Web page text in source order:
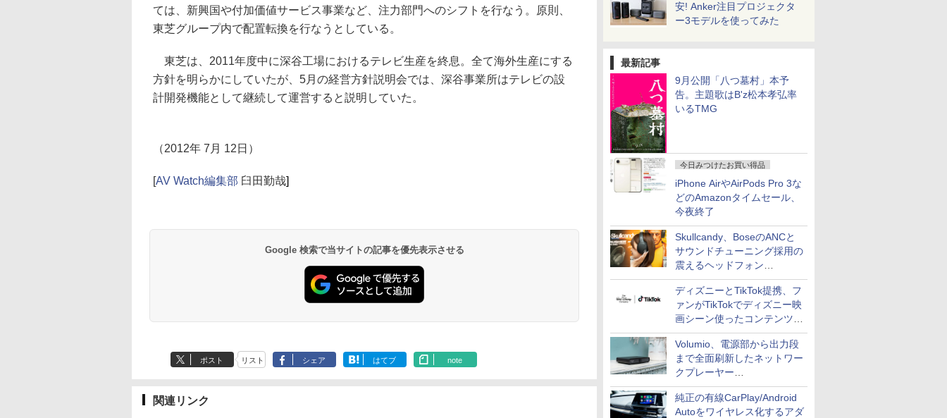
安! Anker注目プロジェクタ
ー3モデルを使ってみた
最新記事
9月公開「八つ墓村」本予
告。主題歌はB'z松本孝弘率
いるTMG
今日みつけたお買い得品
iPhone AirやAirPods Pro 3な
どのAmazonタイムセール、
今夜終了
Skullcandy、BoseのANCと
サウンドチューニング採用の
震えるヘッドフォン
「Crusher 1080 ANC」
ディズニーとTikTok提携、フ
ァンがTikTokでディズニー映
画シーン使ったコンテンツ制
作、Disney+にも配信
Volumio、電源部から出力段
まで全面刷新したネットワー
クプレーヤー
「Primo（2026）」
純正の有線CarPlay/Android
Autoをワイヤレス化するアダ
ては、新興国や付加価値サービス事業など、注力部門へのシフトを行なう。原則、
東芝グループ内で配置転換を行なうとしている。
東芝は、2011年度中に深谷工場におけるテレビ生産を終息。全て海外生産にする
方針を明らかにしていたが、5月の経営方針説明会では、深谷事業所はテレビの設
計開発機能として継続して運営すると説明していた。
（2012年 7月 12日）
[AV Watch編集部 臼田勤哉]
Google 検索で当サイトの記事を優先表示させる
ポスト リスト シェア はてブ note
関連リンク